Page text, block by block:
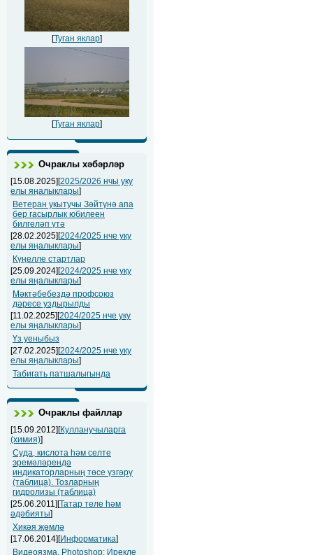
[Туган яклар]
[Туган яклар]
Очраклы хәбәрләр
[15.08.2025][2025/2026 нчы уку
елы яңалыклары]
Ветеран укытучы Зәйтүнә апа
бер гасырлык юбилеен
билгеләп үтә
[28.02.2025][2024/2025 нче уку
елы яңалыклары]
Күңелле стартлар
[25.09.2024][2024/2025 нче уку
елы яңалыклары]
Мәктәбебездә профсоюз
дәресе уздырылды
[11.02.2025][2024/2025 нче уку
елы яңалыклары]
Үз уеныбыз
[27.02.2025][2024/2025 нче уку
елы яңалыклары]
Табигать патшалыгында
Очраклы файллар
[15.09.2012][Кулланучыларга
(химия)]
Суда, кислота һәм селте
эремәләрендә
индикаторларның төсе үзгәрү
(таблица). Тозларның
гидролизы (таблица)
[25.06.2011][Татар теле һәм
әдәбияты]
Хикәя җөмлә
[17.06.2014][Информатика]
Видеоязма. Photoshop: Ирекле